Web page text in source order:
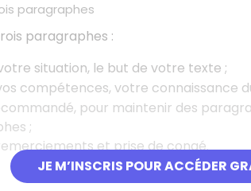
JE M’INSCRIS POUR ACCÉDER
paragraphes
paragraphes :
situation, le but de votre texte ;
compétences, votre connaissance
pour maintenir des
;
et prise de congé.